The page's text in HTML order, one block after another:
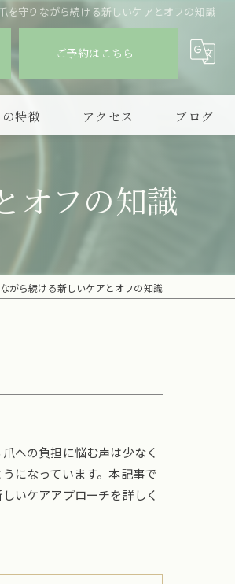
を守りながら続ける新しいケアとオフの知識
ご予約はこちら
特徴 アクセス ブログ
オフの知識
がら続ける新しいケアとオフの知識
への負担に悩む声は少なく
になっています。本記事で
いケアアプローチを詳しく